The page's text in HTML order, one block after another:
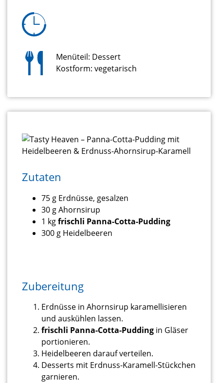
Menüteil: Dessert
Kostform: vegetarisch
Zutaten
75 g Erdnüsse, gesalzen
30 g Ahornsirup
1 kgfrischli Panna-Cotta-Pudding
300 g Heidelbeeren
Zubereitung
Erdnüsse in Ahornsirup karamellisieren
und auskühlen lassen.
frischli Panna-Cotta-Pudding in Gläser
portionieren.
Heidelbeeren darauf verteilen.
Desserts mit Erdnuss-Karamell-Stückchen
garnieren.